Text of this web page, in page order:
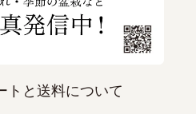
トと送料について